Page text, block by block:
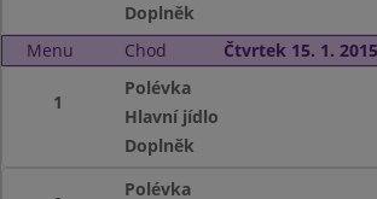
Doplněk
Menu
Chod Čtvrtek 15. 1. 2015
1
Polévka
Hlavní jídlo
Doplněk
Polévka